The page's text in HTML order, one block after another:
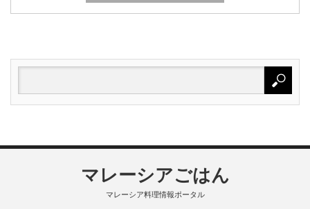
マレーシアごはん
マレーシア料理情報ポータル